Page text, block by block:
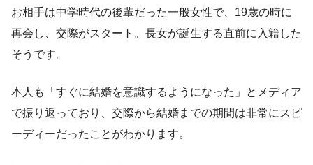
お相手は中学時代の後輩だった一般女性で、19歳の時に
再会し、交際がスタート。長女が誕生する直前に入籍した
そうです。
本人も「すぐに結婚を意識するようになった」とメディア
で振り返っており、交際から結婚までの期間は非常にスピ
ーディーだったことがわかります。